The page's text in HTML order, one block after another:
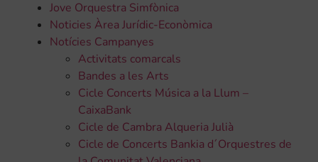
Jove Orquestra Simfònica
Noticies Àrea Jurídic-Econòmica
Notícies Campanyes
Activitats comarcals
Bandes a les Arts
Cicle Concerts Música a la Llum –
CaixaBank
Cicle de Cambra Alqueria Julià
Cicle de Concerts Bankia d´Orquestres de